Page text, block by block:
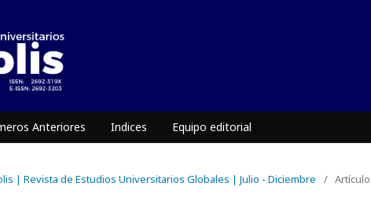
Anteriores Indices Equipo editorial
| Revista de Estudios Universitarios Globales | Julio - Diciembre /